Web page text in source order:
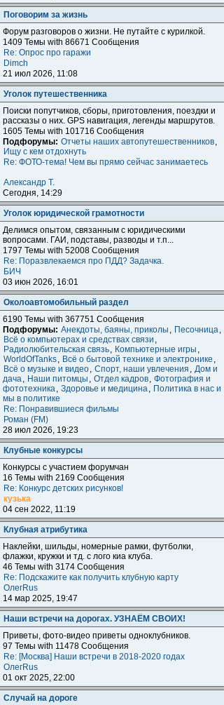
Поговорим за жизнь
Форум разговоров о жизни. Не путайте с курилкой.
1409 Темы with 86671 Сообщения
Re: Опрос про гаражи
Dimch
21 июл 2026, 11:08
Уголок путешественника
Поиски попутчиков, сборы, приготовления, поездки и
расcказы о них. GPS навигация, легенды маршрутов.
1605 Темы with 101716 Сообщения
Подфорумы: Отчеты наших автопутешественников,
Ищу с кем отдохнуть
Re: ФОТО-тема! Чем вы прямо сейчас занимаетесь
Александр Т.
Сегодня, 14:29
Уголок юридической грамотности
Делимся опытом, связанным с юридическими
вопросами. ГАИ, подставы, разводы и т.п...
1797 Темы with 52008 Сообщения
Re: Поразвлекаемся про ПДД? Задачка.
БИЧ
03 июн 2026, 16:01
Околоавтомобильный раздел
6190 Темы with 367751 Сообщения
Подфорумы: Анекдоты, баяны, приколы , Песочница,
Всё о компьютерах и средствах связи ,
Радиолюбительская связь, Компьютерные игры ,
WorldOfTanks, Всё о бытовой технике и электронике ,
Всё о музыке и видео, Спорт, наши увлечения , Дом и
дача, Наши питомцы , Отдел кадров, Фотография и
фототехника, Здоровье и медицина, Политика в нас и
мы в политике
Re: Понравившиеся фильмы
Роман (FM)
28 июл 2026, 19:23
Клубные конкурсы
Конкурсы с участием форумчан
16 Темы with 2169 Сообщения
Re: Конкурс детских рисунков!
кузька
04 сен 2022, 11:19
Клубная атрибутика
Наклейки, шильды, номерные рамки, футболки,
флажки, кружки и тд. с лого киа клуба.
46 Темы with 3174 Сообщения
Re: Подскажите как получить клубную карту
ОлегRus
14 мар 2025, 19:47
Наши встречи на дорогах. УЗНАЁМ СВОИХ!
Приветы, фото-видео приветы одноклубников.
97 Темы with 11478 Сообщения
Re: [Москва] Наши встречи в 2018-2020 годах
ОлегRus
01 окт 2025, 22:00
Случай на дороге